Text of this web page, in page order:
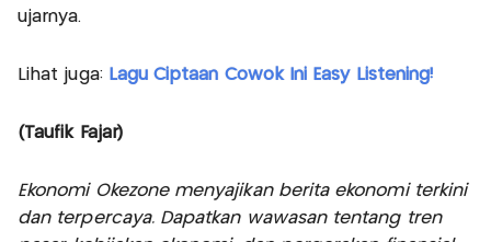
ujarnya.
Lihat juga: Lagu Ciptaan Cowok Ini Easy Listening!
(Taufik Fajar)
Ekonomi Okezone menyajikan berita ekonomi terkini
dan terpercaya. Dapatkan wawasan tentang tren